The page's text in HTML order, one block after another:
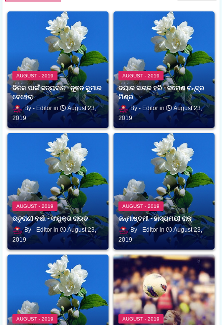
AUGUST - 2019
ଦିନକ ପାଇଁ ସତ୍ୟବାନ - ନୂତନ କୁମାର
ବେହେରା
Editor
August 23,
2019
AUGUST - 2019
ଦୟାର ସାଗର ହରି - ରମେଶ ଚନ୍ଦ୍ର
ମିଶ୍ର
Editor
August 23,
2019
AUGUST - 2019
ଋତୁରାଣୀ ବର୍ଷା - ସଂଯୁକ୍ତା ରାଉତ
Editor
August 23,
2019
AUGUST - 2019
ଜନ୍ମାଷ୍ଟମୀ - ହାସ୍ୟମୟୀ ରାଜ୍
Editor
August 23,
2019
AUGUST - 2019 AUGUST - 2019